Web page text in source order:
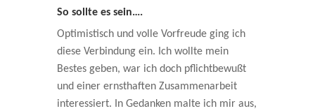
So sollte es sein….
Optimistisch und volle Vorfreude ging ich
diese Verbindung ein. Ich wollte mein
Bestes geben, war ich doch pflichtbewußt
und einer ernsthaften Zusammenarbeit
interessiert. In Gedanken malte ich mir aus,